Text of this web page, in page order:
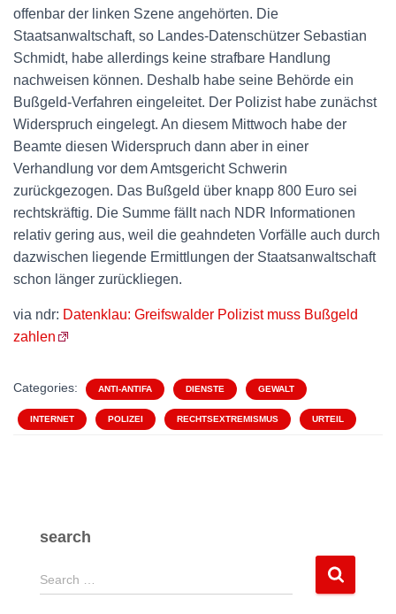
offenbar der linken Szene angehörten. Die
Staatsanwaltschaft, so Landes-Datenschützer Sebastian
Schmidt, habe allerdings keine strafbare Handlung
nachweisen können. Deshalb habe seine Behörde ein
Bußgeld-Verfahren eingeleitet. Der Polizist habe zunächst
Widerspruch eingelegt. An diesem Mittwoch habe der
Beamte diesen Widerspruch dann aber in einer
Verhandlung vor dem Amtsgericht Schwerin
zurückgezogen. Das Bußgeld über knapp 800 Euro sei
rechtskräftig. Die Summe fällt nach NDR Informationen
relativ gering aus, weil die geahndeten Vorfälle auch durch
dazwischen liegende Ermittlungen der Staatsanwaltschaft
schon länger zurückliegen.
via ndr: Datenklau: Greifswalder Polizist muss Bußgeld
zahlen
Categories: ANTI-ANTIFA DIENSTE GEWALT
INTERNET POLIZEI RECHTSEXTREMISMUS URTEIL
search
S
e
Search …